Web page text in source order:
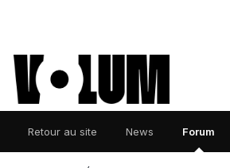
Retour au site News Forum